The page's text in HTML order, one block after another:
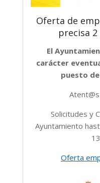
Oferta de
precisa
El
carácter
puesto
Solicitudes y
Ayuntamiento
Oferta